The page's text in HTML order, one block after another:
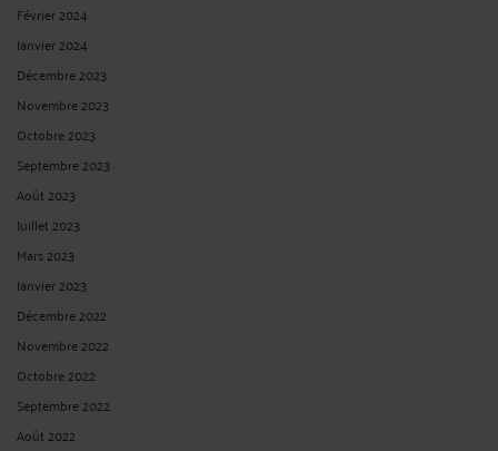
Février 2024
Janvier 2024
Décembre 2023
Novembre 2023
Octobre 2023
Septembre 2023
Août 2023
Juillet 2023
Mars 2023
Janvier 2023
Décembre 2022
Novembre 2022
Octobre 2022
Septembre 2022
Août 2022